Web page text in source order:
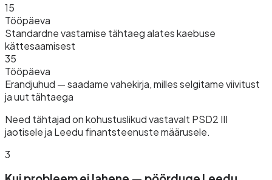
15
Tööpäeva
Standardne vastamise tähtaeg alates kaebuse
kättesaamisest
35
Tööpäeva
Erandjuhud — saadame vahekirja, milles selgitame viivitust
ja uut tähtaega
Need tähtajad on kohustuslikud vastavalt PSD2 III
jaotisele ja Leedu finantsteenuste määrusele.
3